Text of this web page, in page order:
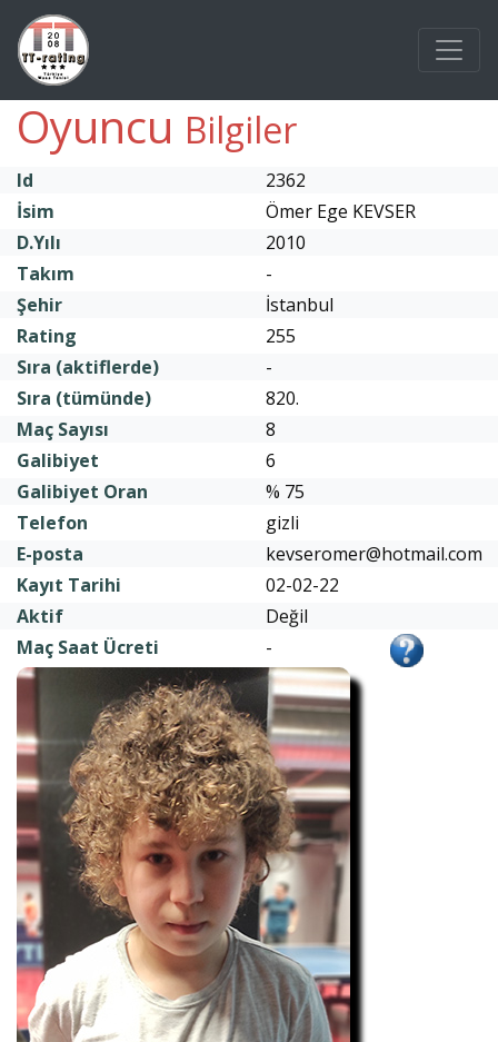
Oyuncu Bilgiler
Id
2362
İsim
Ömer Ege KEVSER
D.Yılı
2010
Takım
-
Şehir
İstanbul
Rating
255
Sıra (aktiflerde)
-
Sıra (tümünde)
820.
Maç Sayısı
8
Galibiyet
6
Galibiyet Oran
% 75
Telefon
gizli
E-posta
kevseromer@hotmail.com
Kayıt Tarihi
02-02-22
Aktif
Değil
Maç Saat Ücreti
-